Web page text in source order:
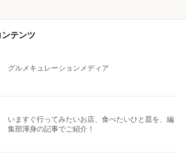
テンツ
グルメキュレーションメディア
いますぐ行ってみたいお店、食べたいひと皿を、編
集部渾身の記事でご紹介！